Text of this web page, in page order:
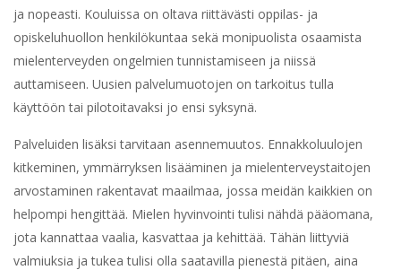
ja nopeasti. Kouluissa on oltava riittävästi oppilas- ja
opiskeluhuollon henkilökuntaa sekä monipuolista osaamista
mielenterveyden ongelmien tunnistamiseen ja niissä
auttamiseen. Uusien palvelumuotojen on tarkoitus tulla
käyttöön tai pilotoitavaksi jo ensi syksynä.
Palveluiden lisäksi tarvitaan asennemuutos. Ennakkoluulojen
kitkeminen, ymmärryksen lisääminen ja mielenterveystaitojen
arvostaminen rakentavat maailmaa, jossa meidän kaikkien on
helpompi hengittää. Mielen hyvinvointi tulisi nähdä pääomana,
jota kannattaa vaalia, kasvattaa ja kehittää. Tähän liittyviä
valmiuksia ja tukea tulisi olla saatavilla pienestä pitäen, aina